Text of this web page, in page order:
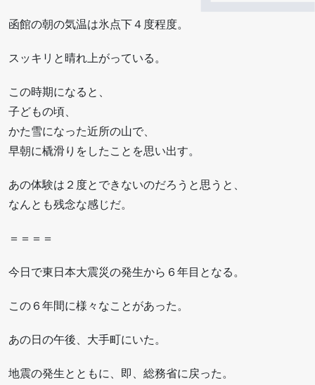
函館の朝の気温は氷点下４度程度。
スッキリと晴れ上がっている。
この時期になると、
子どもの頃、
かた雪になった近所の山で、
早朝に橇滑りをしたことを思い出す。
あの体験は２度とできないのだろうと思うと、
なんとも残念な感じだ。
＝＝＝＝
今日で東日本大震災の発生から６年目となる。
この６年間に様々なことがあった。
あの日の午後、大手町にいた。
地震の発生とともに、即、総務省に戻った。